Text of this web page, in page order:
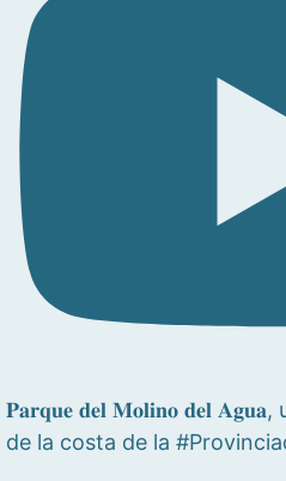
𝐏𝐚𝐫𝐪𝐮𝐞 𝐝𝐞𝐥 𝐌𝐨𝐥𝐢𝐧𝐨 𝐝𝐞𝐥
de la costa de la